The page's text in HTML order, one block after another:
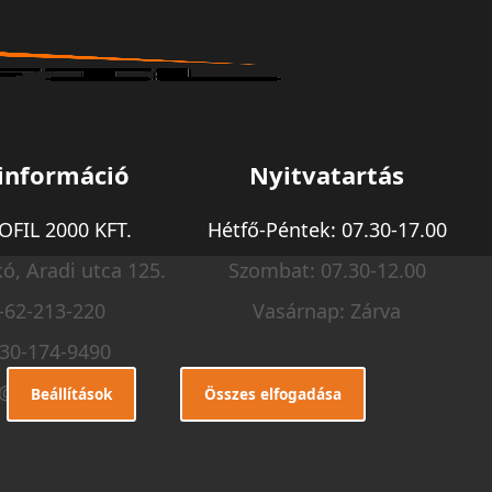
2000 KFT.
Aradi utca 125.
62-213-220
174-9490
profil.hu
Nyitvatartás
Hétfő-Péntek: 07.30-17.00
Szombat: 07.30-12.00
Vasárnap: Zárva
Beállítások Összes elfogadása